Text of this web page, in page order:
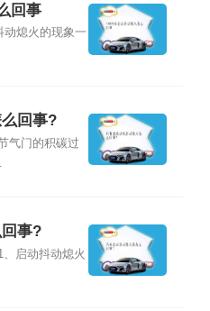
回事
动熄火的现象一
回事?
气门的积碳过
事?
启动抖动熄火